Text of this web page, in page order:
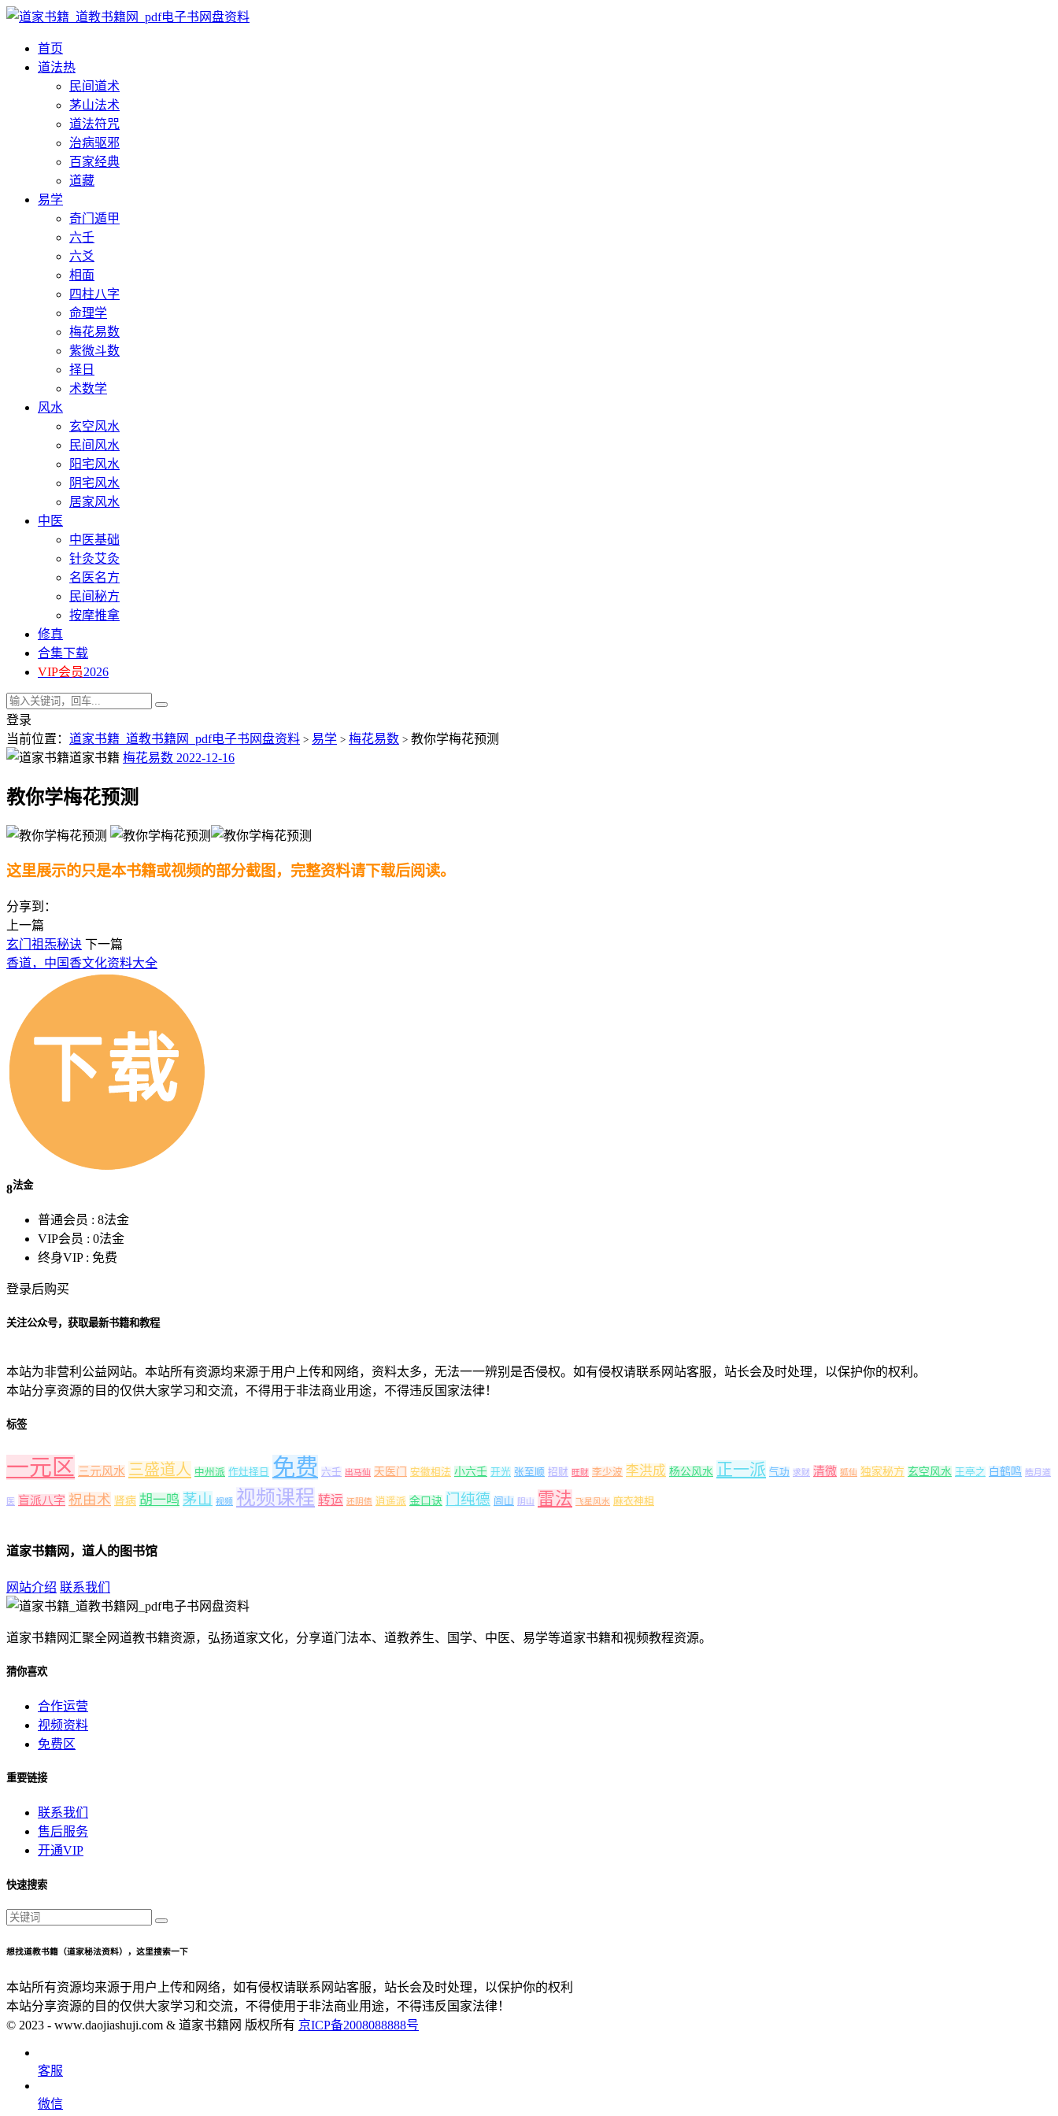
首页
道法热
民间道术
茅山法术
道法符咒
治病驱邪
百家经典
道藏
易学
奇门遁甲
六壬
六爻
相面
四柱八字
命理学
梅花易数
紫微斗数
择日
术数学
风水
玄空风水
民间风水
阳宅风水
阴宅风水
居家风水
中医
中医基础
针灸艾灸
名医名方
民间秘方
按摩推拿
修真
合集下载
VIP会员2026
登录
当前位置： 道家书籍_道教书籍网_pdf电子书网盘资料 > 易学 > 梅花易数 > 教你学梅花预测
道家书籍 梅花易数 2022-12-16
教你学梅花预测
这里展示的只是本书籍或视频的部分截图，完整资料请下载后阅读。
分享到：
上一篇
玄门祖炁秘诀 下一篇
香道，中国香文化资料大全
8法金
普通会员 : 8法金
VIP会员 : 0法金
终身VIP : 免费
登录后购买
关注公众号，获取最新书籍和教程
本站为非营利公益网站。本站所有资源均来源于用户上传和网络，资料太多，无法一一辨别是否侵权。如有侵权请联系网站客服，站长会及时处理，以保护你的权利。
本站分享资源的目的仅供大家学习和交流，不得用于非法商业用途，不得违反国家法律！
标签
一元区 三元风水 三盛道人 中州派 作灶择日 免费 六壬 出马仙 天医门 安徽相法 小六壬 开光 张至顺 招财 旺财 李少波 李洪成 杨公风水 正一派 气功 求财 清微 狐仙 独家秘方 玄空风水 王亭之 白鹤鸣 皓月道
医 盲派八字 祝由术 肾病 胡一鸣 茅山 视频 视频课程 转运 还阴债 逍遥派 金口诀 门纯德 闾山 阴山 雷法 飞星风水 麻衣神相
道家书籍网，道人的图书馆
网站介绍 联系我们
道家书籍网汇聚全网道教书籍资源，弘扬道家文化，分享道门法本、道教养生、国学、中医、易学等道家书籍和视频教程资源。
猜你喜欢
合作运营
视频资料
免费区
重要链接
联系我们
售后服务
开通VIP
快速搜索
想找道教书籍（道家秘法资料），这里搜索一下
本站所有资源均来源于用户上传和网络，如有侵权请联系网站客服，站长会及时处理，以保护你的权利
本站分享资源的目的仅供大家学习和交流，不得使用于非法商业用途，不得违反国家法律！
© 2023 - www.daojiashuji.com & 道家书籍网 版权所有 京ICP备2008088888号
客服
微信